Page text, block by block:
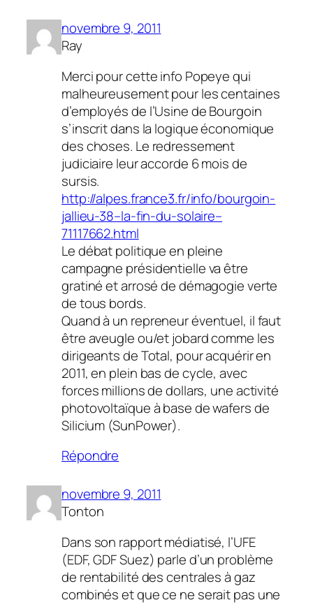
novembre 9, 2011
Ray
Merci pour cette info Popeye qui
malheureusement pour les centaines
d’employés de l’Usine de Bourgoin
s’inscrit dans la logique économique
des choses. Le redressement
judiciaire leur accorde 6 mois de
sursis.
http://alpes.france3.fr/info/bourgoin-
jallieu-38–la-fin-du-solaire–
71117662.html
Le débat politique en pleine
campagne présidentielle va être
gratiné et arrosé de démagogie verte
de tous bords.
Quand à un repreneur éventuel, il faut
être aveugle ou/et jobard comme les
dirigeants de Total, pour acquérir en
2011, en plein bas de cycle, avec
forces millions de dollars, une activité
photovoltaïque à base de wafers de
Silicium (SunPower).
Répondre
novembre 9, 2011
Tonton
Dans son rapport médiatisé, l’UFE
(EDF, GDF Suez) parle d’un problème
de rentabilité des centrales à gaz
combinés et que ce ne serait pas une